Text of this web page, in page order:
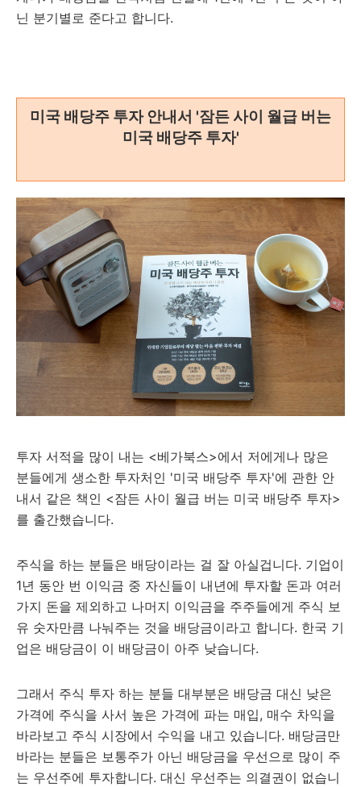
닌 분기별로 준다고 합니다.
미국 배당주 투자 안내서 '잠든 사이 월급 버는
미국 배당주 투자'
투자 서적을 많이 내는 <베가북스>에서 저에게나 많은
분들에게 생소한 투자처인 '미국 배당주 투자'에 관한 안
내서 같은 책인 <잠든 사이 월급 버는 미국 배당주 투자>
를 출간했습니다.
주식을 하는 분들은 배당이라는 걸 잘 아실겁니다. 기업이
1년 동안 번 이익금 중 자신들이 내년에 투자할 돈과 여러
가지 돈을 제외하고 나머지 이익금을 주주들에게 주식 보
유 숫자만큼 나눠주는 것을 배당금이라고 합니다. 한국 기
업은 배당금이 이 배당금이 아주 낮습니다.
그래서 주식 투자 하는 분들 대부분은 배당금 대신 낮은
가격에 주식을 사서 높은 가격에 파는 매입, 매수 차익을
바라보고 주식 시장에서 수익을 내고 있습니다. 배당금만
바라는 분들은 보통주가 아닌 배당금을 우선으로 많이 주
는 우선주에 투자합니다. 대신 우선주는 의결권이 없습니